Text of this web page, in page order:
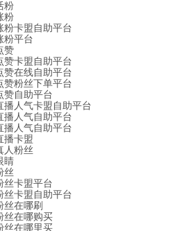
粉
粉
粉卡盟自助平台
粉平台
赞
赞卡盟自助平台
赞在线自助平台
赞粉丝下单平台
赞自助平台
播人气卡盟自助平台
播人气自助平台
播人气自助平台
播卡盟
人粉丝
睛
丝
丝卡盟平台
丝卡盟自助平台
丝在哪刷
丝在哪购买
丝在哪里买